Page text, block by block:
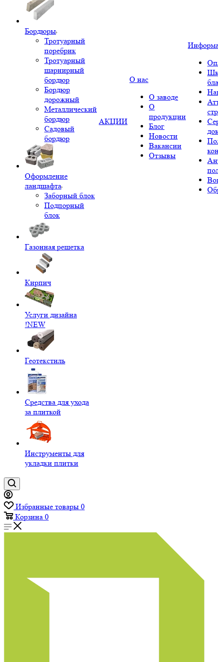
Бордюры
Тротуарный
поребрик
Тротуарный
шарнирный
бордюр
Бордюр
дорожный
Металлический
бордюр
Садовый
бордюр
Оформление
ландшафта
Заборный блок
Подпорный
блок
Газонная решетка
Кирпич
Услуги дизайна
!NEW
Геотекстиль
Средства для ухода
за плиткой
Инструменты для
укладки плитки
АКЦИИ
О нас
О заводе
О
продукции
Блог
Новости
Вакансии
Отзывы
Избранные товары 0
Корзина 0